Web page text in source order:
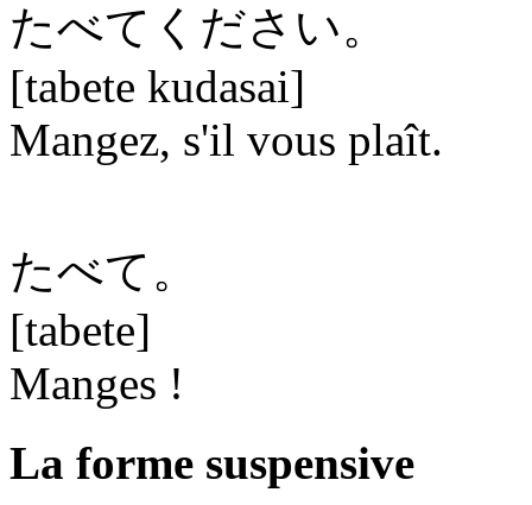
たべてください。
[tabete kudasai]
Mangez, s'il vous plaît.
たべて。
[tabete]
Manges !
La forme suspensive